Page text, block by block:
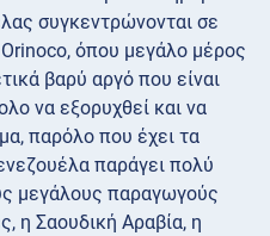
συγκεντρώνονται σε
όπου μεγάλο μέρος
βαρύ αργό που είναι
να εξορυχθεί και να
παρόλο που έχει τα
παράγει πολύ
μεγάλους παραγωγούς
η Σαουδική Αραβία, η